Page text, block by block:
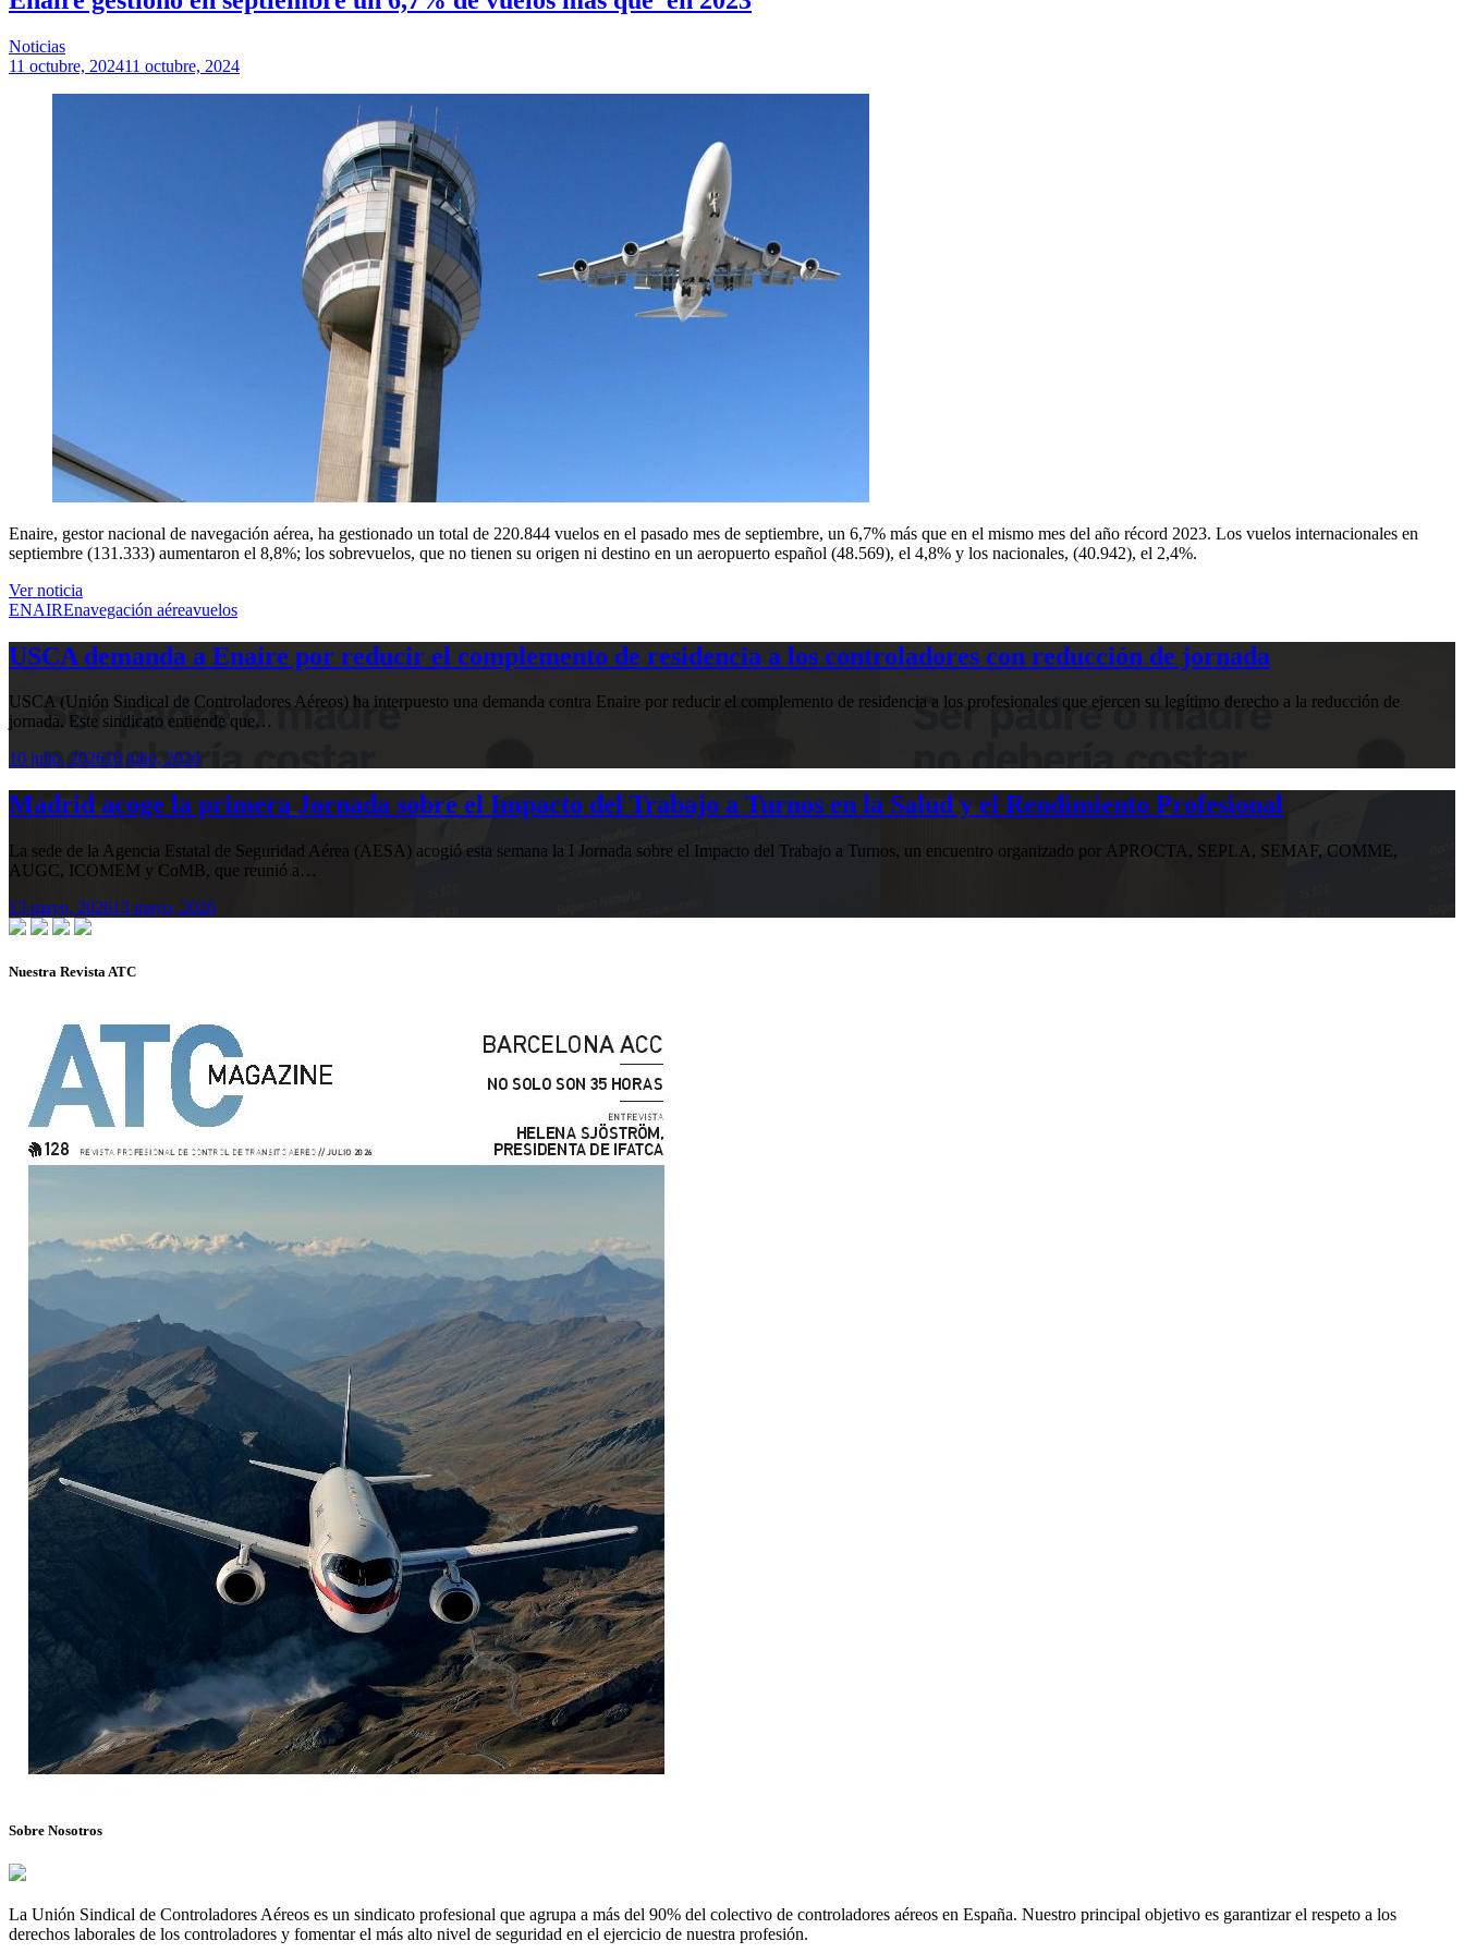
Noticias
11 octubre, 202411 octubre, 2024
Enaire, gestor nacional de navegación aérea, ha gestionado un total de 220.844 vuelos en el pasado mes de septiembre, un 6,7% más que en el mismo mes del año récord 2023. Los vuelos internacionales en
septiembre (131.333) aumentaron el 8,8%; los sobrevuelos, que no tienen su origen ni destino en un aeropuerto español (48.569), el 4,8% y los nacionales, (40.942), el 2,4%.
Ver noticia
ENAIREnavegación aéreavuelos
USCA demanda a Enaire por reducir el complemento de residencia a los controladores con reducción de jornada
USCA (Unión Sindical de Controladores Aéreos) ha interpuesto una demanda contra Enaire por reducir el complemento de residencia a los profesionales que ejercen su legítimo derecho a la reducción de
jornada. Este sindicato entiende que…
10 julio, 202610 julio, 2026
Madrid acoge la primera Jornada sobre el Impacto del Trabajo a Turnos en la Salud y el Rendimiento Profesional
La sede de la Agencia Estatal de Seguridad Aérea (AESA) acogió esta semana la I Jornada sobre el Impacto del Trabajo a Turnos, un encuentro organizado por APROCTA, SEPLA, SEMAF, COMME,
AUGC, ICOMEM y CoMB, que reunió a…
13 mayo, 202613 mayo, 2026
Nuestra Revista ATC
Sobre Nosotros
La Unión Sindical de Controladores Aéreos es un sindicato profesional que agrupa a más del 90% del colectivo de controladores aéreos en España. Nuestro principal objetivo es garantizar el respeto a los
derechos laborales de los controladores y fomentar el más alto nivel de seguridad en el ejercicio de nuestra profesión.